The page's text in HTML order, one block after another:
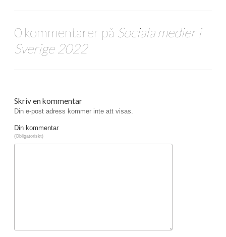
0 kommentarer på Sociala medier i
Sverige 2022
Skriv en kommentar
Din e-post adress kommer inte att visas.
Din kommentar
(Obligatoriskt)